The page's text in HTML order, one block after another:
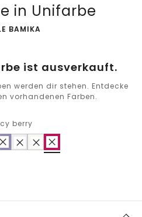
in Unifarbe
BAMIKA
ist ausverkauft.
werden dir stehen. Entdecke
vorhandenen Farben.
berry